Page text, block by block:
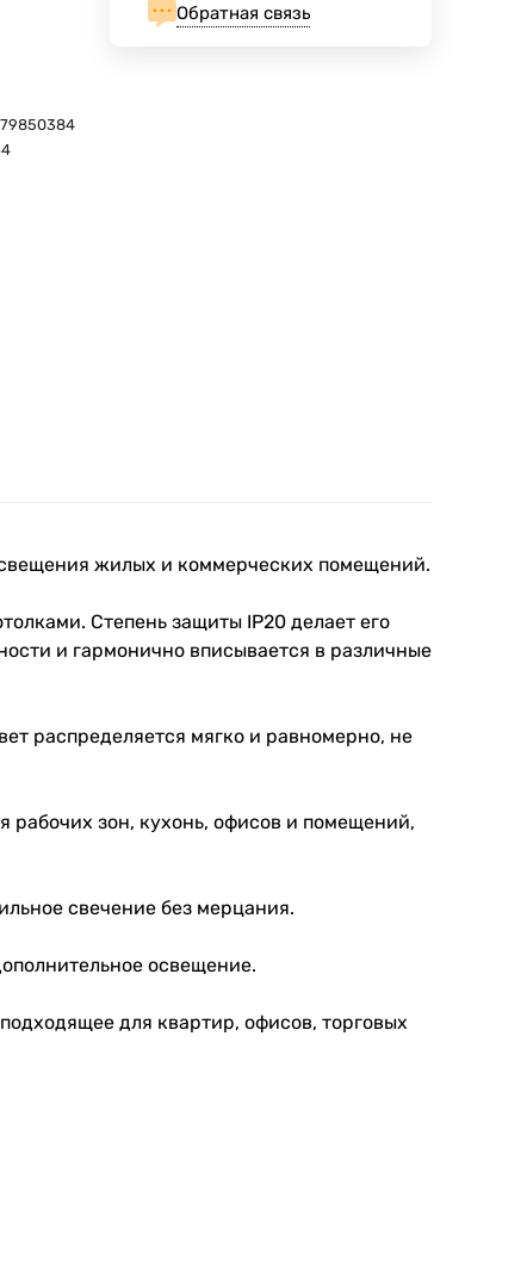
Обратная связь
жилых и коммерческих помещений.
Степень защиты IP20 делает его
и гармонично вписывается в различные
распределяется мягко и равномерно, не
рабочих зон, кухонь, офисов и помещений,
свечение без мерцания.
освещение.
для квартир, офисов, торговых